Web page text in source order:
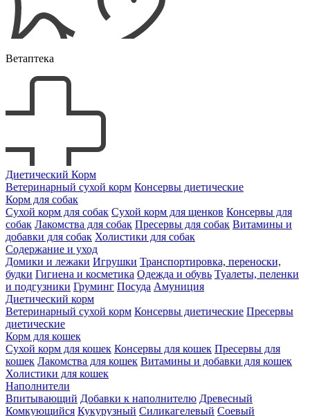
Ветаптека
Диетический Корм
Ветеринарный сухой корм Консервы диетические
Корм для собак
Сухой корм для собак Сухой корм для щенков Консервы для
собак Лакомства для собак Пресервы для собак Витамины и
добавки для собак Холистики для собак
Содержание и уход
Домики и лежаки Игрушки Транспортировка, переноски,
будки Гигиена и косметика Одежда и обувь Туалеты, пеленки
и подгузники Груминг Посуда Амуниция
Диетический корм
Ветеринарный сухой корм Консервы диетические Пресервы
диетические
Корм для кошек
Сухой корм для кошек Консервы для кошек Пресервы для
кошек Лакомства для кошек Витамины и добавки для кошек
Холистики для кошек
Наполнители
Впитывающий Добавки к наполнителю Древесный
Комкующийся Кукурузный Силикагелевый Соевый